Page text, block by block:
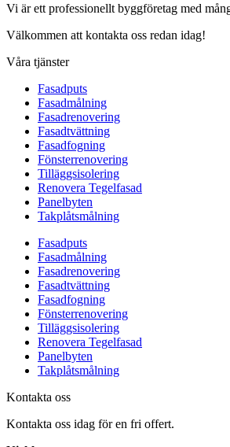
Vi är ett professionellt byggföretag med
Välkommen att kontakta oss redan idag!
Våra tjänster
Fasadputs
Fasadmålning
Fasadrenovering
Fasadtvättning
Fasadfogning
Fönsterrenovering
Tilläggsisolering
Renovera Tegelfasad
Panelbyten
Takplåtsmålning
Fasadputs
Fasadmålning
Fasadrenovering
Fasadtvättning
Fasadfogning
Fönsterrenovering
Tilläggsisolering
Renovera Tegelfasad
Panelbyten
Takplåtsmålning
Kontakta oss
Kontakta oss idag för en fri offert.